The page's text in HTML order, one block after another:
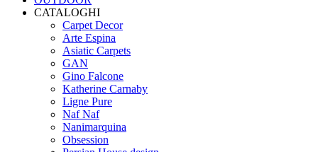
CATALOGHI
Carpet Decor
Arte Espina
Asiatic Carpets
GAN
Gino Falcone
Katherine Carnaby
Ligne Pure
Naf Naf
Nanimarquina
Obsession